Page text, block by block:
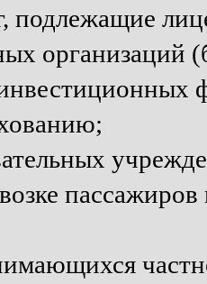
подлежащие
организаций